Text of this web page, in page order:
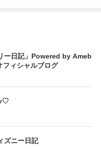
ー日記」Powered by Ameb
フィシャルブログ
ニー日記